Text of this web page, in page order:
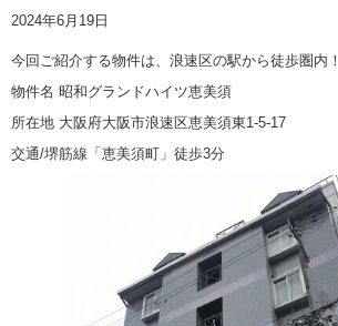
2024年6月19日
今回ご紹介する物件は、浪速区の駅から徒歩圏内！
物件名 昭和グランドハイツ恵美須
所在地 大阪府大阪市浪速区恵美須東1-5-17
交通/堺筋線「恵美須町」徒歩3分